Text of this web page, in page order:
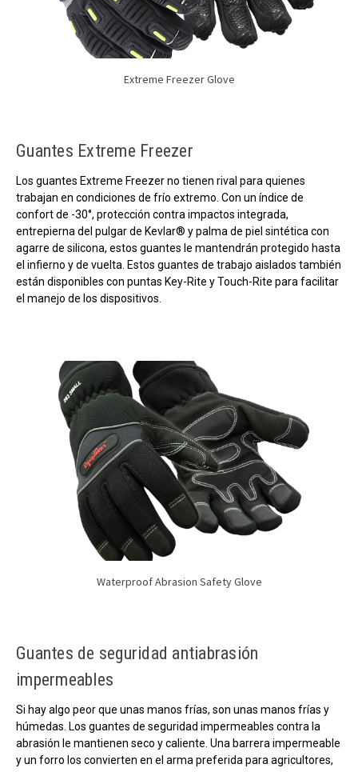
Extreme Freezer Glove
Guantes Extreme Freezer
Los guantes Extreme Freezer no tienen rival para quienes
trabajan en condiciones de frío extremo. Con un índice de
confort de -30°, protección contra impactos integrada,
entrepierna del pulgar de Kevlar® y palma de piel sintética con
agarre de silicona, estos guantes le mantendrán protegido hasta
el infierno y de vuelta. Estos guantes de trabajo aislados también
están disponibles con puntas Key-Rite y Touch-Rite para facilitar
el manejo de los dispositivos.
Waterproof Abrasion Safety Glove
Guantes de seguridad antiabrasión
impermeables
Si hay algo peor que unas manos frías, son unas manos frías y
húmedas. Los guantes de seguridad impermeables contra la
abrasión le mantienen seco y caliente. Una barrera impermeable
y un forro los convierten en el arma preferida para agricultores,